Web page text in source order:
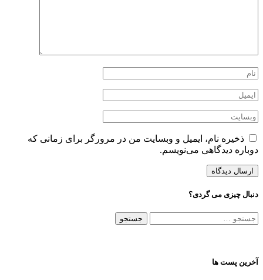
ذخیره نام، ایمیل و وبسایت من در مرورگر برای زمانی که
دوباره دیدگاهی می‌نویسم.
دنبال چیزی می گردی؟
جستجو
آخرین پست ها